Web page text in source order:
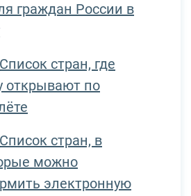
граждан России в
Список стран, где
открывают по
Список стран, в
можно
электронную